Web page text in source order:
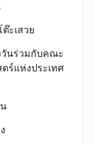
เสวย
นร่วมกับคณะ
ร์แห่งประเทศ